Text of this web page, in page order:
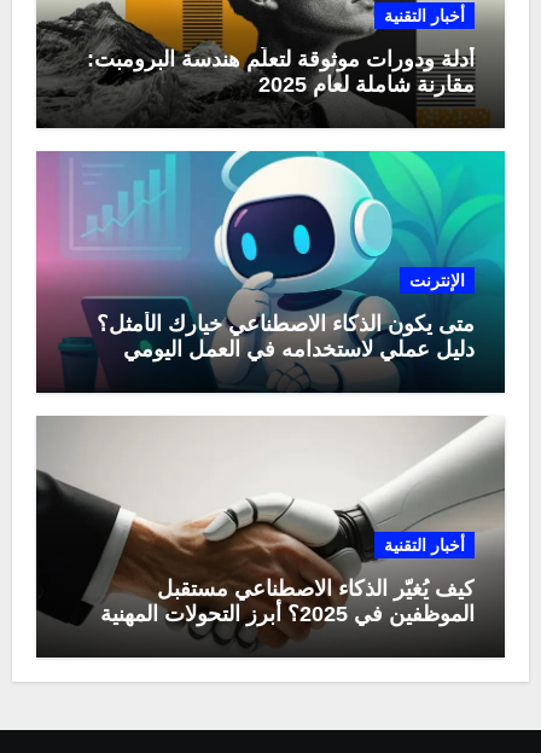
أخبار التقنية
أدلة ودورات موثوقة لتعلّم هندسة البرومبت:
مقارنة شاملة لعام 2025
الإنترنت
متى يكون الذكاء الاصطناعي خيارك الأمثل؟
دليل عملي لاستخدامه في العمل اليومي
أخبار التقنية
كيف يُغيّر الذكاء الاصطناعي مستقبل
الموظفين في 2025؟ أبرز التحولات المهنية